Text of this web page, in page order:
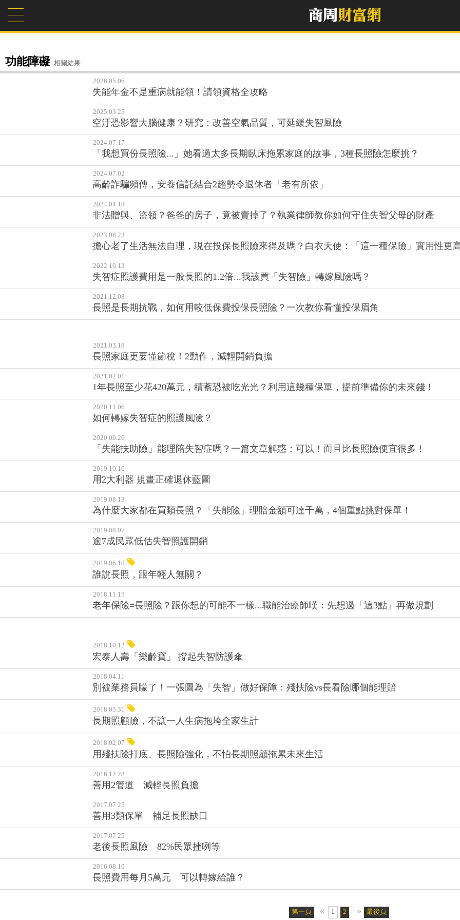
功能障礙 相關結果
2026.05.06
失能年金不是重病就能領！請領資格全攻略
2025.03.25
空汙恐影響大腦健康？研究：改善空氣品質，可延緩失智風險
2024.07.17
「我想買份長照險...」她看過太多長期臥床拖累家庭的故事，3種長照險怎麼挑？
2024.07.02
高齡詐騙頻傳，安養信託結合2趨勢令退休者「老有所依」
2024.04.18
非法贈與、盜領？爸爸的房子，竟被賣掉了？執業律師教你如何守住失智父母的財產
2023.08.23
擔心老了生活無法自理，現在投保長照險來得及嗎？白衣天使：「這一種保險」實用性更
2022.10.13
失智症照護費用是一般長照的1.2倍...我該買「失智險」轉嫁風險嗎？
2021.12.08
長照是長期抗戰，如何用較低保費投保長照險？一次教你看懂投保眉角
2021.03.18
長照家庭更要懂節稅！2動作，減輕開銷負擔
2021.02.01
1年長照至少花420萬元，積蓄恐被吃光光？利用這幾種保單，提前準備你的未來錢！
2020.11.06
如何轉嫁失智症的照護風險？
2020.09.26
「失能扶助險」能理陪失智症嗎？一篇文章解惑：可以！而且比長照險便宜很多！
2019.10.16
用2大利器 規畫正確退休藍圖
2019.08.13
為什麼大家都在買類長照？「失能險」理賠金額可達千萬，4個重點挑對保單！
2019.08.07
逾7成民眾低估失智照護開銷
2019.06.10
誰說長照，跟年輕人無關？
2018.11.15
老年保險=長照險？跟你想的可能不一樣...職能治療師嘆：先想過「這3點」再做規劃
2018.10.12
宏泰人壽「樂齡寶」 撐起失智防護傘
2018.04.11
別被業務員矇了！一張圖為「失智」做好保障：殘扶險vs長看險哪個能理賠
2018.03.31
長期照顧險，不讓一人生病拖垮全家生計
2018.02.07
用殘扶險打底、長照險強化，不怕長期照顧拖累未來生活
2016.12.28
善用2管道 減輕長照負擔
2017.07.25
善用3類保單 補足長照缺口
2017.07.25
老後長照風險 82%民眾挫咧等
2016.08.10
長照費用每月5萬元 可以轉嫁給誰？
第一頁 « 1 2 » 最後頁